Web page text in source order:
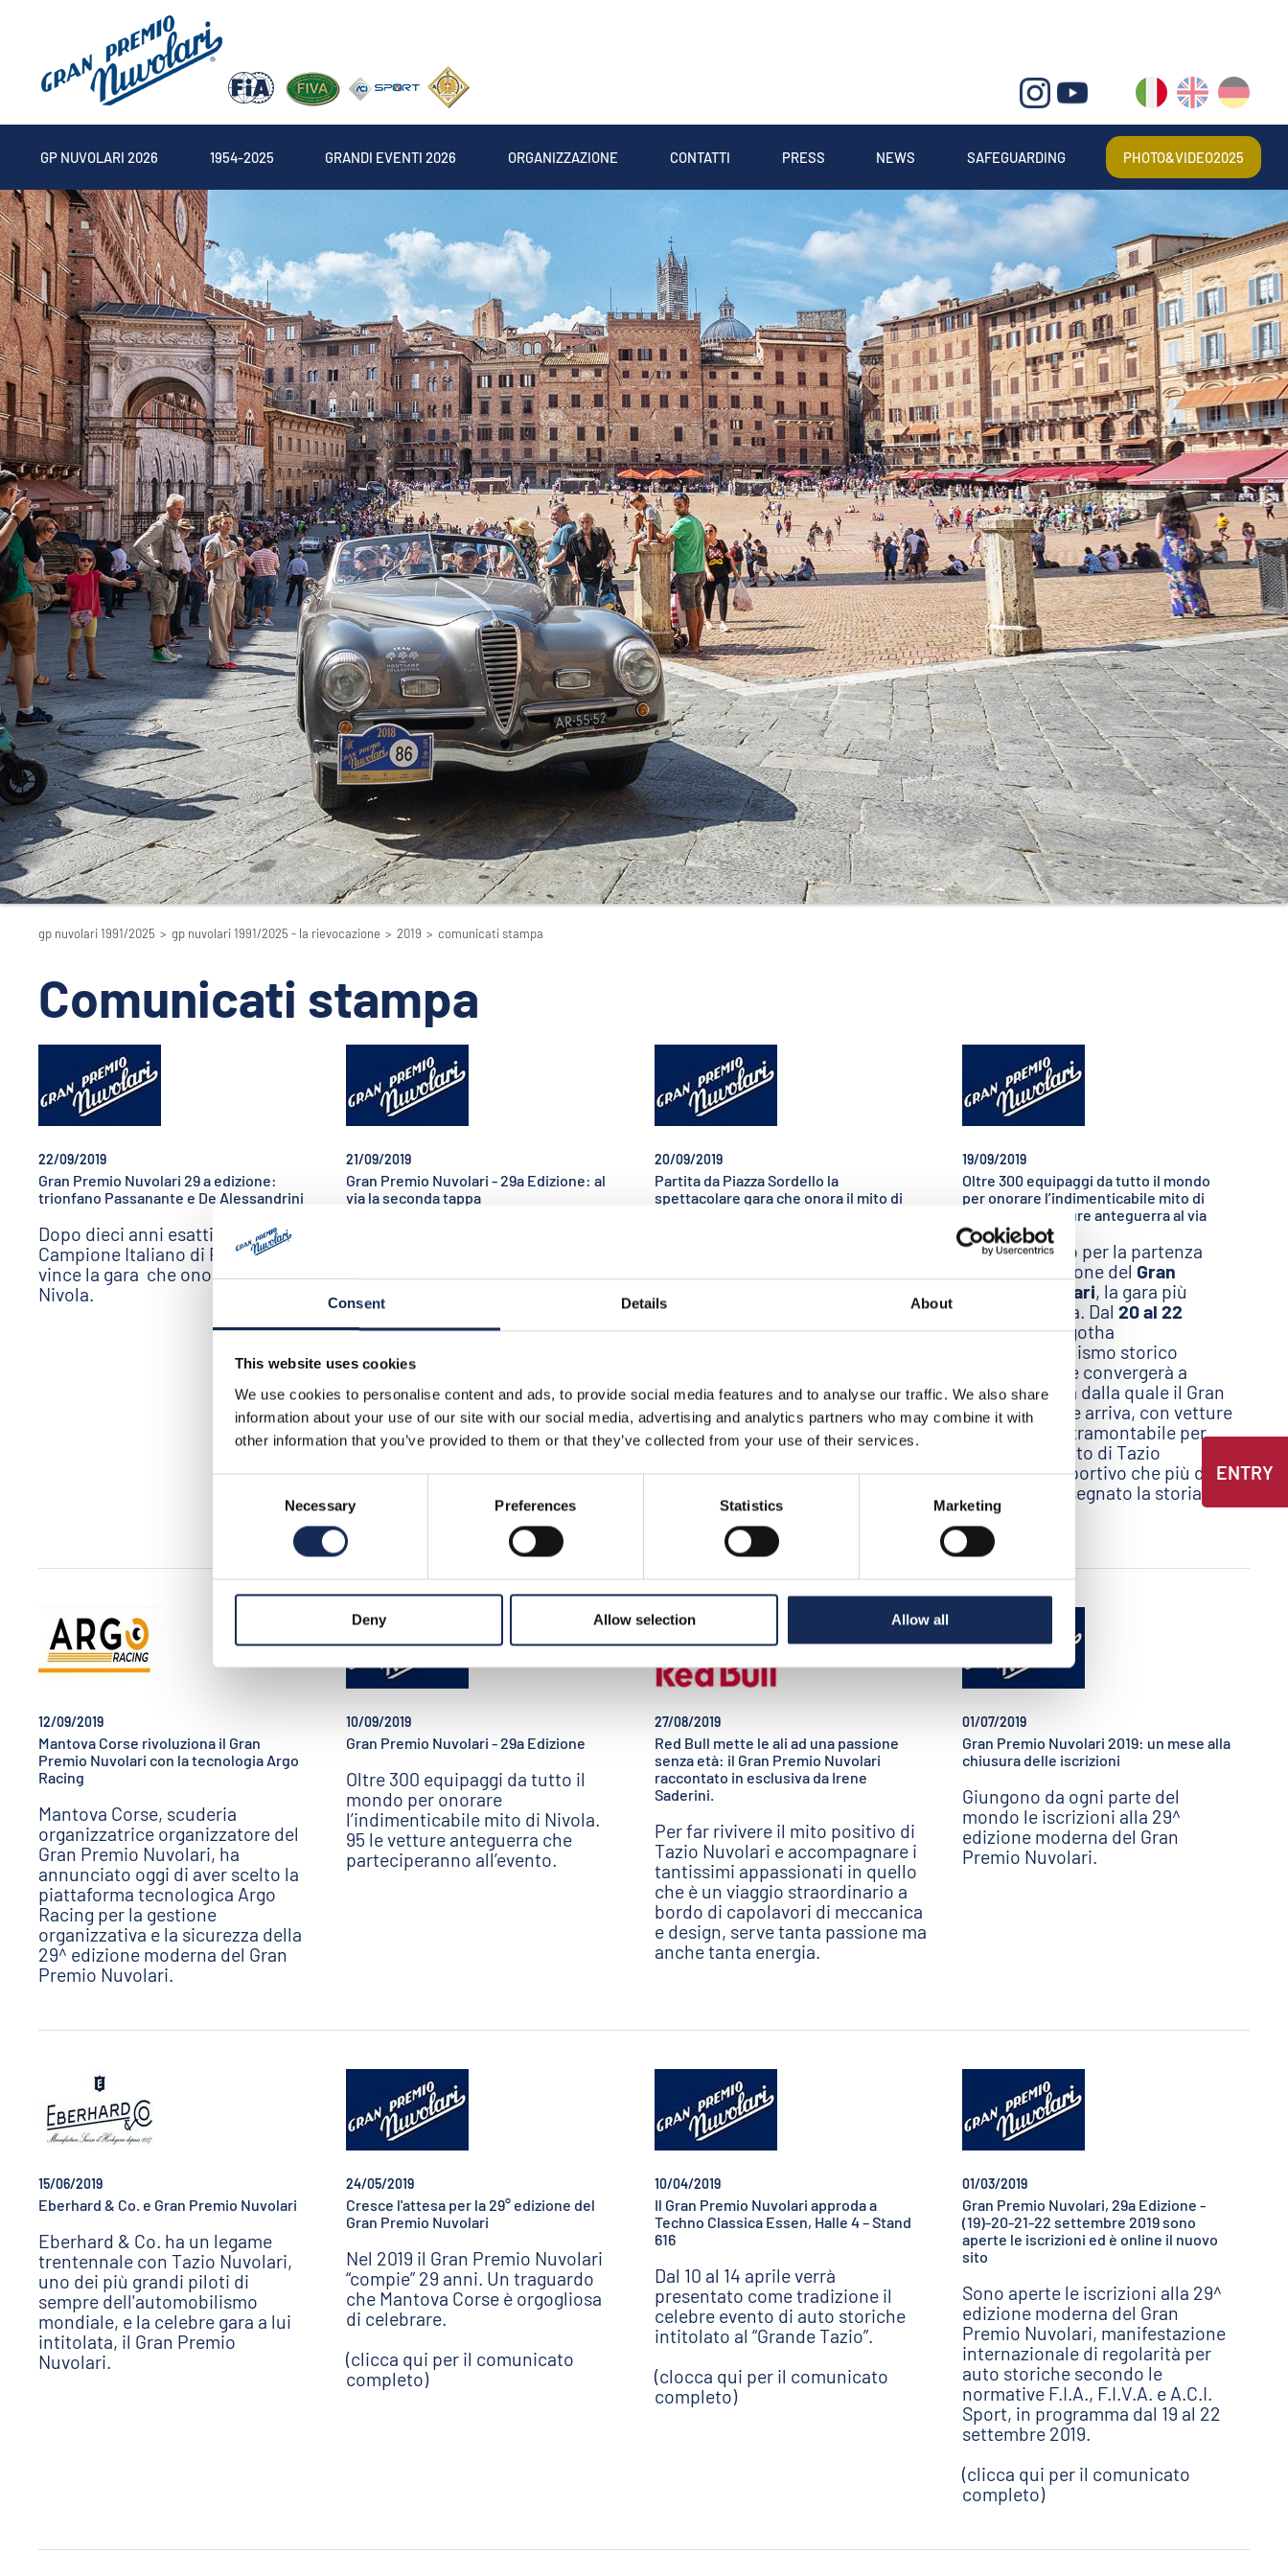
Consent Details About
This website uses cookies
We use cookies to personalise content and ads, to provide social media features and to analyse our traffic. We also share
information about your use of our site with our social media, advertising and analytics partners who may combine it with
other information that you’ve provided to them or that they’ve collected from your use of their services.
Necessary Preferences Statistics Marketing
Deny Allow selection Allow all
GP NUVOLARI 2026 1954-2025 GRANDI EVENTI 2026 ORGANIZZAZIONE CONTATTI PRESS NEWS SAFEGUARDING PHOTO&VIDEO2025
gp nuvolari 1991/2025 > gp nuvolari 1991/2025 - la rievocazione > 2019 > comunicati stampa
Comunicati stampa
22/09/2019
Gran Premio Nuvolari 29 a edizione:
trionfano Passanante e De Alessandrini
Dopo dieci anni esatti il
Campione Italiano di Regolarità
vince la gara che onora il mito di
Nivola.
21/09/2019
Gran Premio Nuvolari - 29a Edizione: al
via la seconda tappa
attraverso le bellezze del centro
Italia.
20/09/2019
Partita da Piazza Sordello la
spettacolare gara che onora il mito di
tecnica d’Italia. Dal 20 al 22
settembre il gotha
Mantova, città dalla quale il Gran
Premio parte e arriva, con vetture
dal fascino intramontabile per
celebrare il mito di Tazio
Nuvolari: lo sportivo che più di
XX secolo.
19/09/2019
Oltre 300 equipaggi da tutto il mondo
per onorare l’indimenticabile mito di
Nivola 95 le vetture anteguerra al via
È tutto pronto per la partenza
della 29ª edizione del Gran
Premio Nuvolari, la gara più
tecnica d’Italia. Dal20 al 22
settembreil gotha
dell’automobilismo storico
internazionale convergerà a
Mantova, città dalla quale il Gran
Premio parte e arriva, con vetture
dal fascino intramontabile per
celebrare il mito di Tazio
Nuvolari: lo sportivo che più di
ogni altro ha segnato la storia del
XX secolo.
12/09/2019
Mantova Corse rivoluziona il Gran
Premio Nuvolari con la tecnologia Argo
Racing
Mantova Corse, scuderia
organizzatrice organizzatore del
Gran Premio Nuvolari, ha
annunciato oggi di aver scelto la
piattaforma tecnologica Argo
Racing per la gestione
organizzativa e la sicurezza della
29^ edizione moderna del Gran
Premio Nuvolari.
10/09/2019
Gran Premio Nuvolari - 29a Edizione
Oltre 300 equipaggi da tutto il
mondo per onorare
l’indimenticabile mito di Nivola.
95 le vetture anteguerra che
parteciperanno all’evento.
27/08/2019
Red Bull mette le ali ad una passione
senza età: il Gran Premio Nuvolari
raccontato in esclusiva da Irene
Saderini.
Per far rivivere il mito positivo di
Tazio Nuvolari e accompagnare i
tantissimi appassionati in quello
che è un viaggio straordinario a
bordo di capolavori di meccanica
e design, serve tanta passione ma
anche tanta energia.
01/07/2019
Gran Premio Nuvolari 2019: un mese alla
chiusura delle iscrizioni
Giungono da ogni parte del
mondo le iscrizioni alla 29^
edizione moderna del Gran
Premio Nuvolari.
15/06/2019
Eberhard & Co. e Gran Premio Nuvolari
Eberhard & Co. ha un legame
trentennale con Tazio Nuvolari,
uno dei più grandi piloti di
sempre dell'automobilismo
mondiale, e la celebre gara a lui
intitolata, il Gran Premio
Nuvolari.
24/05/2019
Cresce l'attesa per la 29° edizione del
Gran Premio Nuvolari
Nel 2019 il Gran Premio Nuvolari
“compie” 29 anni. Un traguardo
che Mantova Corse è orgogliosa
di celebrare.
(clicca qui per il comunicato
completo)
10/04/2019
Il Gran Premio Nuvolari approda a
Techno Classica Essen, Halle 4 – Stand
616
Dal 10 al 14 aprile verrà
presentato come tradizione il
celebre evento di auto storiche
intitolato al “Grande Tazio”.
(clocca qui per il comunicato
completo)
01/03/2019
Gran Premio Nuvolari, 29a Edizione -
(19)-20-21-22 settembre 2019 sono
aperte le iscrizioni ed è online il nuovo
sito
Sono aperte le iscrizioni alla 29^
edizione moderna del Gran
Premio Nuvolari, manifestazione
internazionale di regolarità per
auto storiche secondo le
normative F.I.A., F.I.V.A. e A.C.I.
Sport, in programma dal 19 al 22
settembre 2019.
(clicca qui per il comunicato
completo)
ENTRY